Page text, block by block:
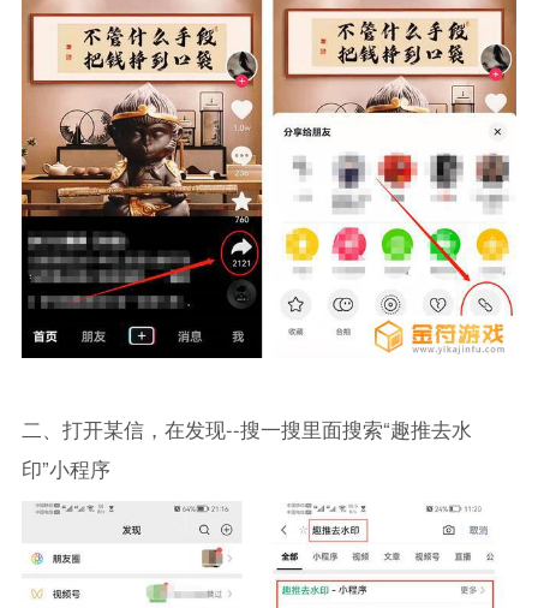
二、打开某信，在发现--搜一搜里面搜索“趣推去水
印”小程序